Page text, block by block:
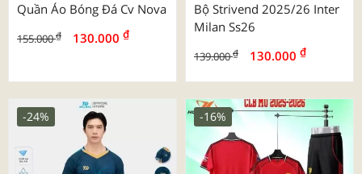
Quần Áo Bóng Đá Cv Nova
155.000₫ 130.000 ₫
Bộ Strivend 2025/26 Inter
Milan Ss26
139.000₫ 130.000 ₫
-24% -16%